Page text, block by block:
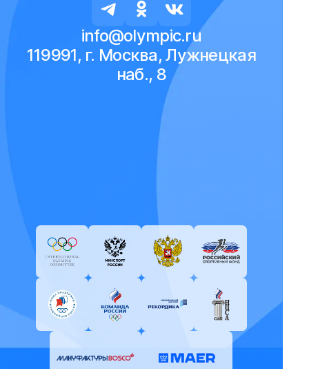
info@olympic.ru
119991, г. Москва, Лужнецкая
наб., 8